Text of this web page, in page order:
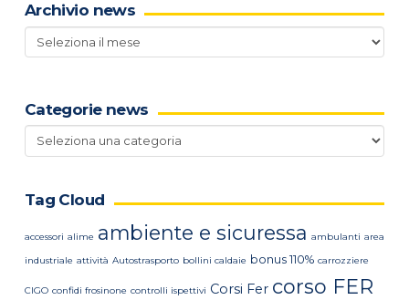
Archivio news
Archivio
news
Categorie news
Categorie
news
Tag Cloud
accessori alime ambiente e sicuressa ambulanti area
industriale attività Autostrasporto bollini caldaie bonus 110% carrozziere
CIGO confidi frosinone controlli ispettivi Corsi Fer corso FER